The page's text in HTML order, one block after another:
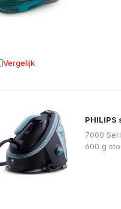
Vergelijk aan vergelijking
7000
600 g